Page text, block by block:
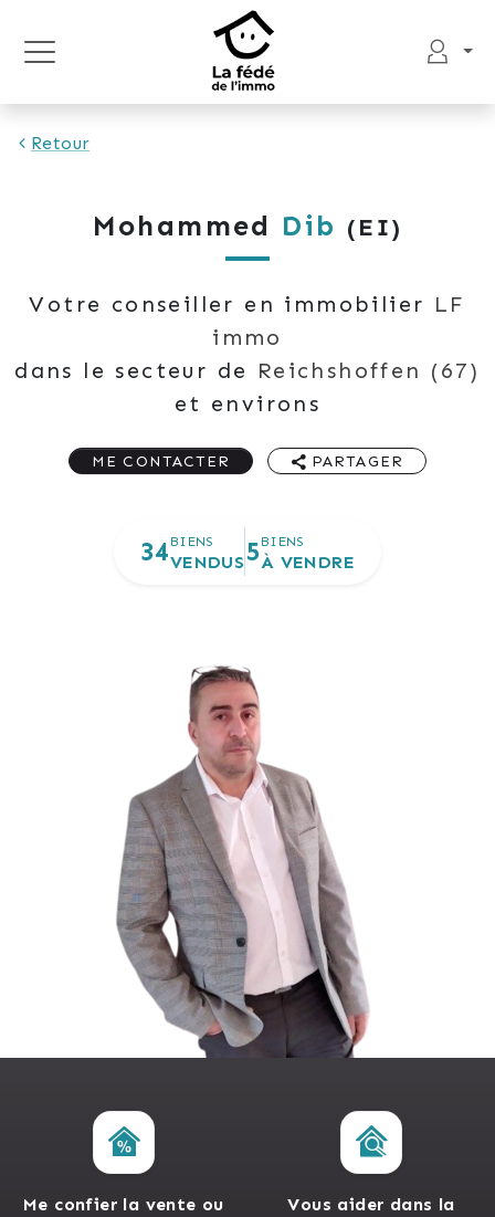
Retour
Mohammed Dib (EI)
Votre conseiller en immobilier LF
immo
dans le secteur de Reichshoffen (67)
et environs
ME CONTACTER PARTAGER
34 BIENS
VENDUS 5 BIENS
À VENDRE
Me confier la vente ou
Vous aider dans la